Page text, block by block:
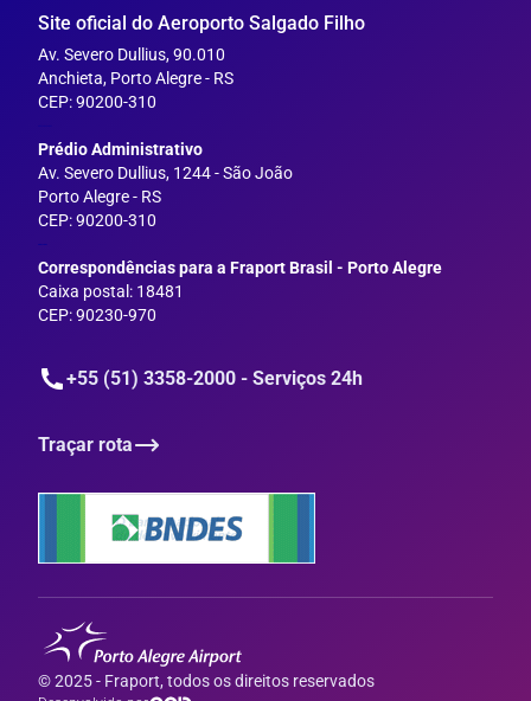
Site oficial do Aeroporto Salgado Filho
Av. Severo Dullius, 90.010
Anchieta, Porto Alegre - RS
CEP: 90200-310
Prédio Administrativo
Av. Severo Dullius, 1244 - São João
Porto Alegre - RS
CEP: 90200-310
--
Correspondências para a Fraport Brasil - Porto Alegre
Caixa postal: 18481
CEP: 90230-970
+55 (51) 3358-2000 - Serviços 24h
Traçar rota
© 2025 - Fraport, todos os direitos reservados